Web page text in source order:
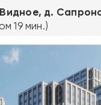
Видное, д.
19 мин.)